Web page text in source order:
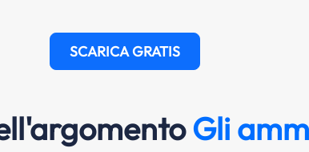
SCARICA GRATIS
Gli